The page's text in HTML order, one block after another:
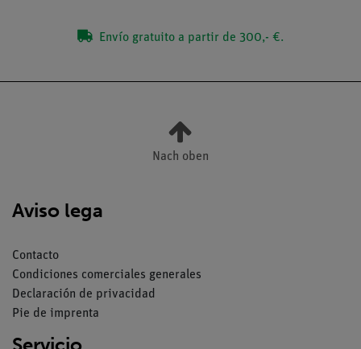
Envío gratuito a partir de 300,- €.
Nach oben
Aviso lega
Contacto
Condiciones comerciales generales
Declaración de privacidad
Pie de imprenta
Servicio